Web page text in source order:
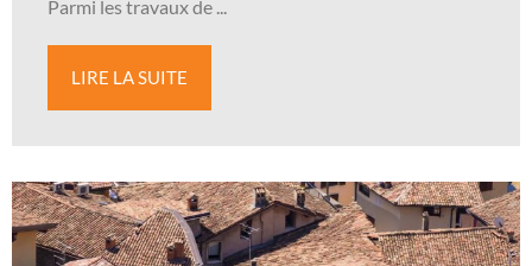
Parmi les travaux de ...
LIRE LA SUITE